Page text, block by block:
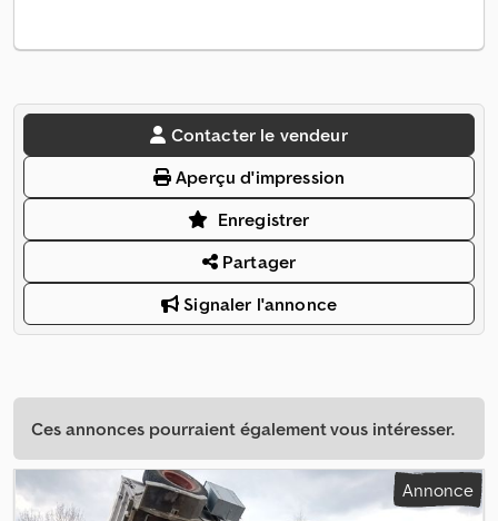
Contacter le vendeur
Aperçu d'impression
Enregistrer
Partager
Signaler l'annonce
Ces annonces pourraient également vous intéresser.
Annonce